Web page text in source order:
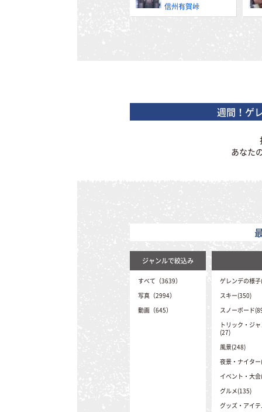
信州有賀峠
週間！ゲ
あなた
ジャンルで絞込み
すべて（3639）
写真（2994）
動画（645）
ゲレンデの様
スキー(350)
スノーボード
トリック・ジ
(27)
風景(248)
夜景・ナイタ
イベント・大
グルメ(135)
グッズ・アイ